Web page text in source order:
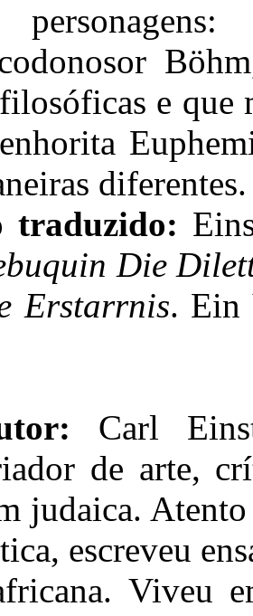
e que
diferentes.
traduzido:
Die
Erstarrnis. Ein
Carl
de arte,
judaica.
escreveu
Viveu